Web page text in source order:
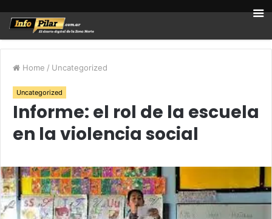
Home / Uncategorized
Uncategorized
Informe: el rol de la escuela
en la violencia social